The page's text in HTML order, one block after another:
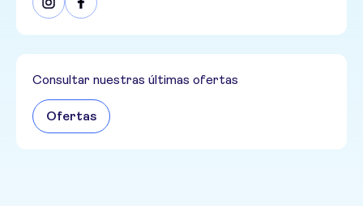
Consultar nuestras últimas ofertas
Ofertas